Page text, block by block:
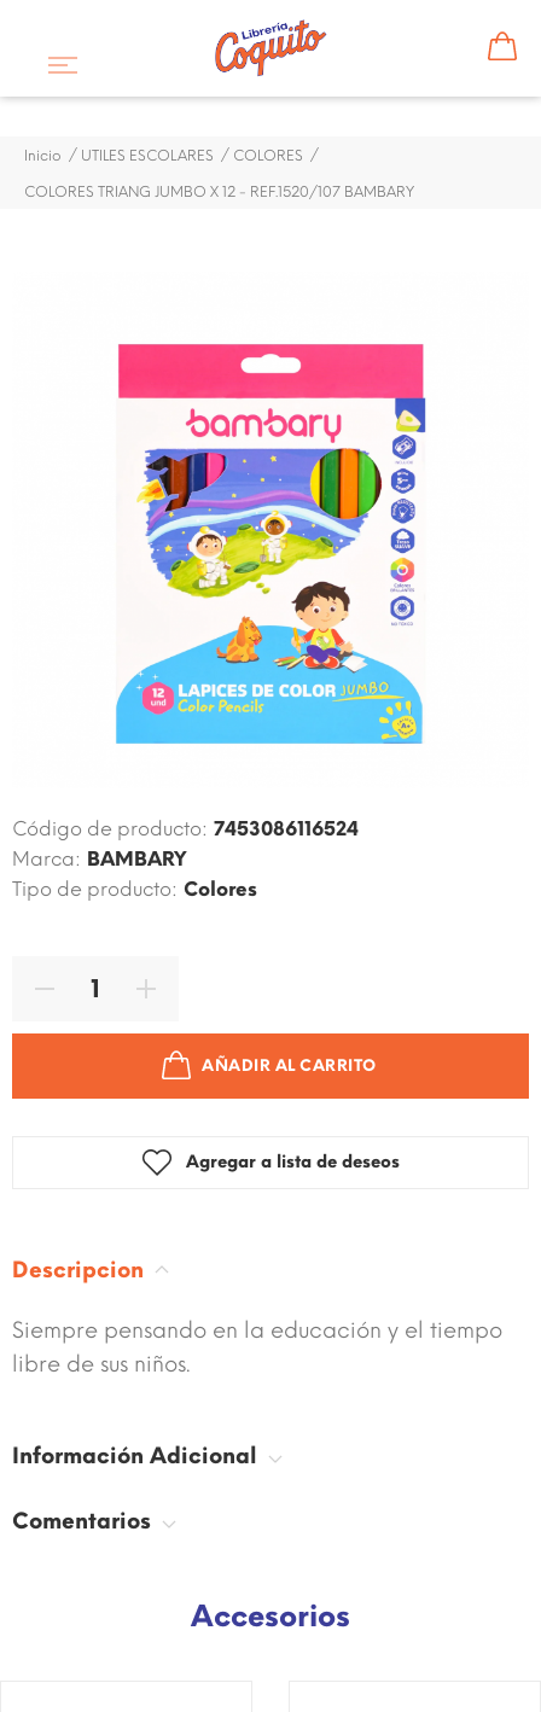
Inicio UTILES ESCOLARES COLORES
COLORES TRIANG JUMBO X 12 - REF.1520/107 BAMBARY
COLORES TRIANG JUMBO X
12 - REF.1520/107 BAMBARY
$ 6,67
Código de producto: 7453086116524
Marca: BAMBARY
Tipo de producto: Colores
AÑADIR AL CARRITO
Agregar a lista de deseos
Descripcion
Siempre pensando en la educación y el tiempo
libre de sus niños.
Información Adicional
Comentarios
Accesorios